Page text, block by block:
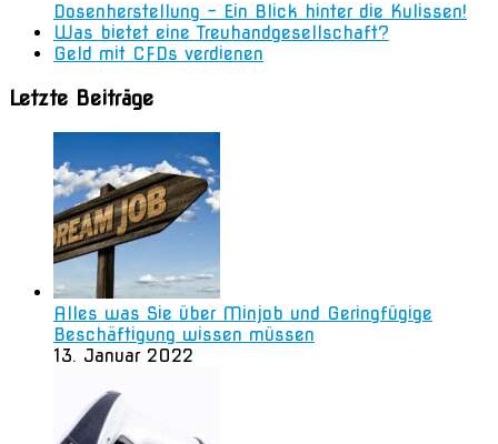
Dosenherstellung – Ein Blick hinter die Kulissen!
Was bietet eine Treuhandgesellschaft?
Geld mit CFDs verdienen
Letzte Beiträge
Alles was Sie über Minjob und Geringfügige
Beschäftigung wissen müssen
13. Januar 2022